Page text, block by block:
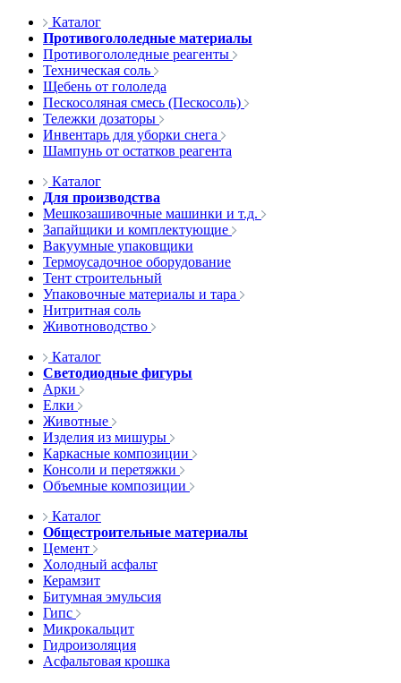
Каталог
Противогололедные материалы
Противогололедные реагенты
Техническая соль
Щебень от гололеда
Пескосоляная смесь (Пескосоль)
Тележки дозаторы
Инвентарь для уборки снега
Шампунь от остатков реагента
Каталог
Для производства
Мешкозашивочные машинки и т.д.
Запайщики и комплектующие
Вакуумные упаковщики
Термоусадочное оборудование
Тент строительный
Упаковочные материалы и тара
Нитритная соль
Животноводство
Каталог
Светодиодные фигуры
Арки
Елки
Животные
Изделия из мишуры
Каркасные композиции
Консоли и перетяжки
Объемные композиции
Каталог
Общестроительные материалы
Цемент
Холодный асфальт
Керамзит
Битумная эмульсия
Гипс
Микрокальцит
Гидроизоляция
Асфальтовая крошка